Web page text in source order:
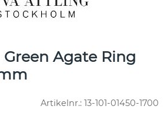
Agate Ring
Artikelnr.: 13-101-01450-1700